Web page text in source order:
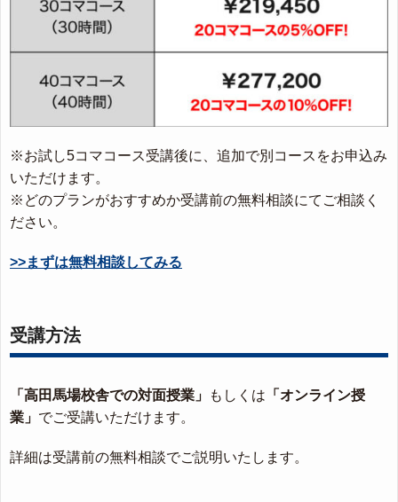
※お試し5コマコース受講後に、追加で別コースをお申込み
いただけます。
※どのプランがおすすめか受講前の無料相談にてご相談く
ださい。
>>まずは無料相談してみる
受講方法
「高田馬場校舎での対面授業」 もしくは 「オンライン授
業」 でご受講いただけます。
詳細は受講前の無料相談でご説明いたします。